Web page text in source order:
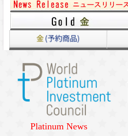
Platinum News